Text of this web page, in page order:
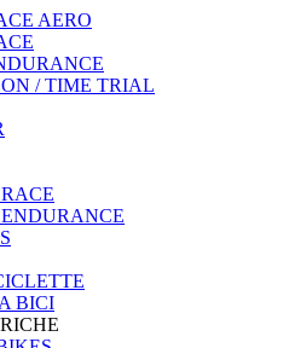
AERO
/ TIME TRIAL
BICI